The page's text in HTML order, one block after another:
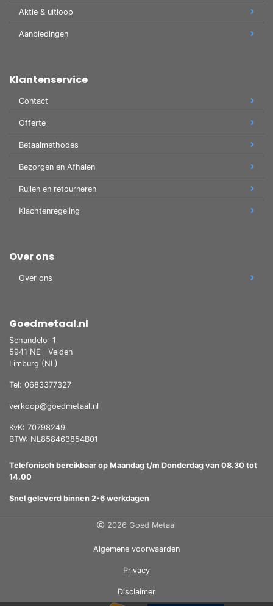
Aktie & uitloop
Aanbiedingen
Klantenservice
Contact
Offerte
Betaalmethodes
Bezorgen en Afhalen
Ruilen en retourneren
Klachtenregeling
Over ons
Over ons
Goedmetaal.nl
Schandelo 1
5941 NE
Velden
Limburg (NL)
Tel: 0683377327
verkoop@goedmetaal.nl
KvK: 70798249
BTW: NL858463854B01
Telefonisch bereikbaar op Maandag t/m Donderdag van 08.30 tot
14.00
Snel geleverd binnen 2-6 werkdagen
2026 Goed Metaal
Algemene voorwaarden
Privacy
Disclaimer